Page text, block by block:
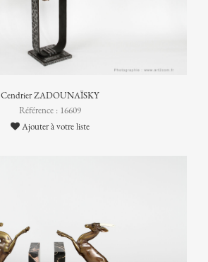
Cendrier ZADOUNAÏSKY
Référence : 16609
Ajouter à votre liste